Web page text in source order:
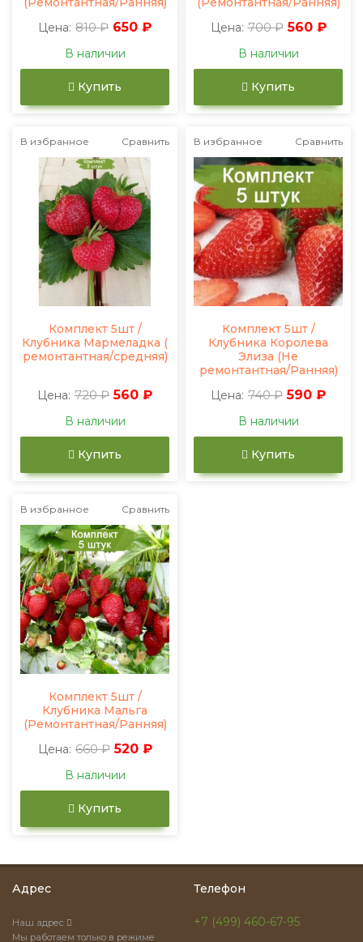
Цена: 810 ₽ 650 ₽
В наличии
Купить
Цена: 700 ₽ 560 ₽
В наличии
Купить
В избранное Сравнить
Комплект 5шт /
Клубника Мармеладка (
ремонтантная/средняя)
Цена: 720 ₽ 560 ₽
В наличии
Купить
В избранное Сравнить
Комплект 5шт /
Клубника Королева
Элиза (Не
ремонтантная/Ранняя)
Цена: 740 ₽ 590 ₽
В наличии
Купить
В избранное Сравнить
Комплект 5шт /
Клубника Мальга
(Ремонтантная/Ранняя)
Цена: 660 ₽ 520 ₽
В наличии
Купить
Адрес
Наш адрес
Мы работаем только в режиме
Телефон
+7 (499) 460-67-95